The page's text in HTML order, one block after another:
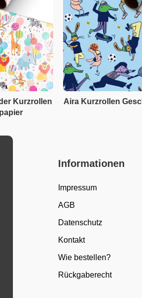
Kurzrollen
Aira Kurzrollen
Informationen
Impressum
AGB
Datenschutz
Kontakt
Wie bestellen?
Rückgaberecht